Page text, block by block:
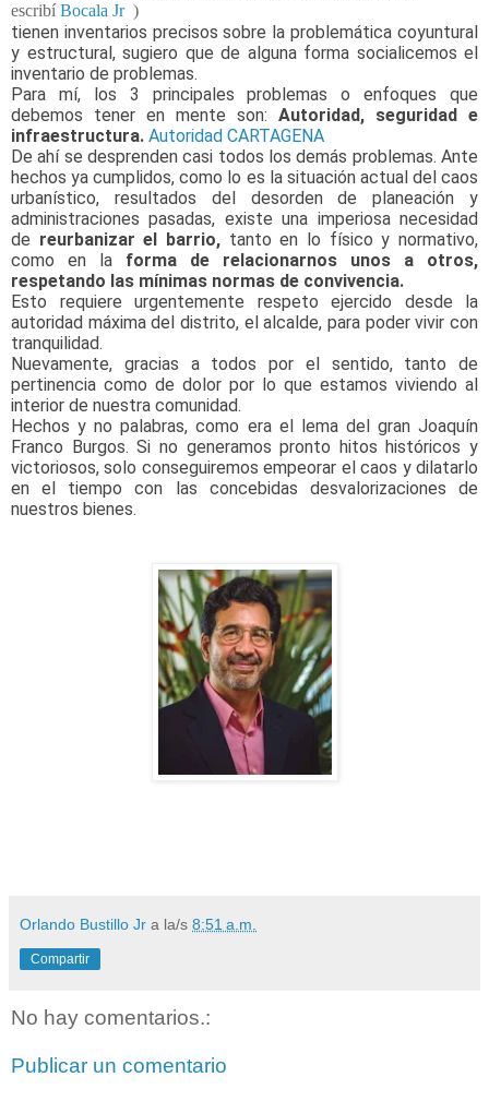
escribí Bocala Jr)
tienen inventarios precisos sobre la problemática coyuntural
y estructural, sugiero que de alguna forma socialicemos el
inventario de problemas.
Para mí, los 3 principales problemas o enfoques que
debemos tener en mente son: Autoridad, seguridad e
infraestructura. Autoridad CARTAGENA
De ahí se desprenden casi todos los demás problemas. Ante
hechos ya cumplidos, como lo es la situación actual del caos
urbanístico, resultados del desorden de planeación y
administraciones pasadas, existe una imperiosa necesidad
de reurbanizar el barrio, tanto en lo físico y normativo,
como en la forma de relacionarnos unos a otros,
respetando las mínimas normas de convivencia.
Esto requiere urgentemente respeto ejercido desde la
autoridad máxima del distrito, el alcalde, para poder vivir con
tranquilidad.
Nuevamente, gracias a todos por el sentido, tanto de
pertinencia como de dolor por lo que estamos viviendo al
interior de nuestra comunidad.
Hechos y no palabras, como era el lema del gran Joaquín
Franco Burgos. Si no generamos pronto hitos históricos y
victoriosos, solo conseguiremos empeorar el caos y dilatarlo
en el tiempo con las concebidas desvalorizaciones de
nuestros bienes.
Orlando Bustillo Jr a la/s 8:51 a.m.
Compartir
No hay comentarios.:
Publicar un comentario